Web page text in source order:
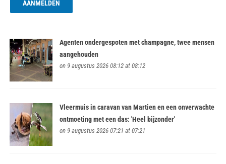
Agenten ondergespoten met champagne, twee mensen
aangehouden
on 9 augustus 2026 08:12 at 08:12
Vleermuis in caravan van Martien en een onverwachte
ontmoeting met een das: 'Heel bijzonder'
on 9 augustus 2026 07:21 at 07:21